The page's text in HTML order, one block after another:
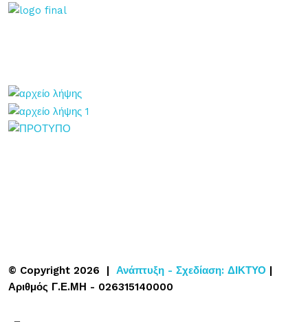
© Copyright 2026 | Ανάπτυξη - Σχεδίαση: ΔΙΚΤΥΟ |
Αριθμός Γ.Ε.ΜΗ - 026315140000